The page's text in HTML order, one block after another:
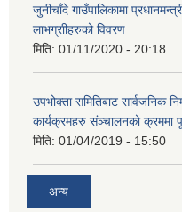
जुनीचाँदे गाउँपालिकामा
लाभग्राीहरुको विवरण
मिति: 01/11/2020 - 20:18
उपभोक्ता समितिबाट सार्वजनिक
कार्यक्रमहरु संञ्‍चालनको क्रममा
मिति: 01/04/2019 - 15:50
अन्य